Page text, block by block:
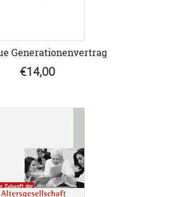
Generationenvertrag
€14,00